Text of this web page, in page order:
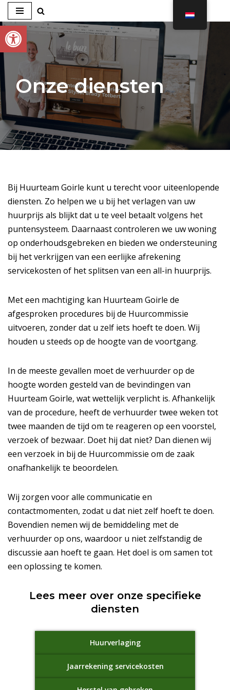
Toolbar openen
Ga
naar
de
Onze diensten
Bij Huurteam Goirle kunt u terecht voor uiteenlopende
diensten. Zo helpen we u bij het verlagen van uw
huurprijs als blijkt dat u te veel betaalt volgens het
puntensysteem. Daarnaast controleren we uw woning
op onderhoudsgebreken en bieden we ondersteuning
bij het verkrijgen van een eerlijke afrekening
servicekosten of het splitsen van een all-in huurprijs.
Met een machtiging kan Huurteam Goirle de
afgesproken procedures bij de Huurcommissie
uitvoeren, zonder dat u zelf iets hoeft te doen. Wij
houden u steeds op de hoogte van de voortgang.
In de meeste gevallen moet de verhuurder op de
hoogte worden gesteld van de bevindingen van
Huurteam Goirle, wat wettelijk verplicht is. Afhankelijk
van de procedure, heeft de verhuurder twee weken tot
twee maanden de tijd om te reageren op een voorstel,
verzoek of bezwaar. Doet hij dat niet? Dan dienen wij
een verzoek in bij de Huurcommissie om de zaak
onafhankelijk te beoordelen.
Wij zorgen voor alle communicatie en
contactmomenten, zodat u dat niet zelf hoeft te doen.
Bovendien nemen wij de bemiddeling met de
verhuurder op ons, waardoor u niet zelfstandig de
discussie aan hoeft te gaan. Het doel is om samen tot
een oplossing te komen.
Lees meer over onze specifieke
diensten
Huurverlaging
Jaarrekening servicekosten